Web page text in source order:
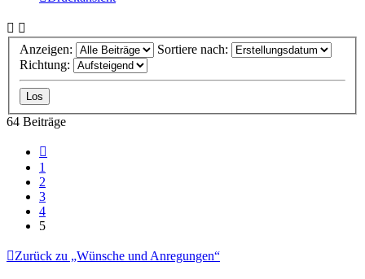
Anzeigen:
Sortiere nach:
Richtung:
64 Beiträge
1
2
3
4
5
Zurück zu „Wünsche und Anregungen“